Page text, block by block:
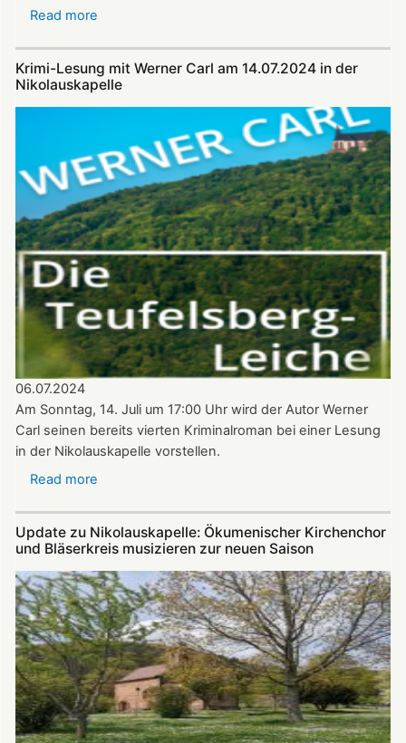
Read more
der
August
–
Benefizkonzert
mit
den
Alphornbläsern
Südpfalz
Krimi-Lesung mit Werner Carl am 14.07.2024 in der
Nikolauskapelle
06.07.2024
Am Sonntag, 14. Juli um 17:00 Uhr wird der Autor Werner
Carl seinen bereits vierten Kriminalroman bei einer Lesung
in der Nikolauskapelle vorstellen.
Read more
mit
Carl
am
14.07.2024
in
der
Nikolauskapelle
Update zu Nikolauskapelle: Ökumenischer Kirchenchor
und Bläserkreis musizieren zur neuen Saison